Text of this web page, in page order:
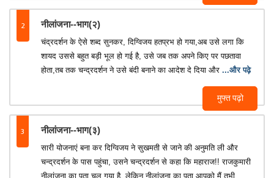
2 नीलांजना--भाग(२)
मुफ्त पढ़ो
चंद्रदर्शन के ऐसे शब्द सुनकर, दिग्विजय हतप्रभ हो गया,अब उसे लगा कि
शायद उससे बहुत बड़ी भूल हो गई है, उसे जब तक अपने किए पर पछतावा
होता,तब तक चन्द्रदर्शन ने उसे बंदी बनाने का आदेश दे दिया और ...और पढ़े
3 नीलांजना--भाग(३)
सारी योजनाएं बना कर दिग्विजय ने सुखमती से जाने की अनुमति ली और
चन्द्रदर्शन के पास पहुंचा, उसने चन्द्रदर्शन से कहा कि महाराज!! राजकुमारी
नीलांजना का पता चल गया है, लेकिन नीलांजना का पता आपको मैं तभी